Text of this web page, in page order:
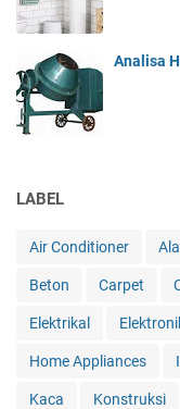
Analisa
LABEL
Air Conditioner
Beton Carpet
Elektrikal
Home Appliances
Kaca Konstruksi